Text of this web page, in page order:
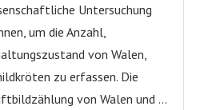
Untersuchung
um die Anzahl,
von Walen,
zu erfassen. Die
von Walen und …